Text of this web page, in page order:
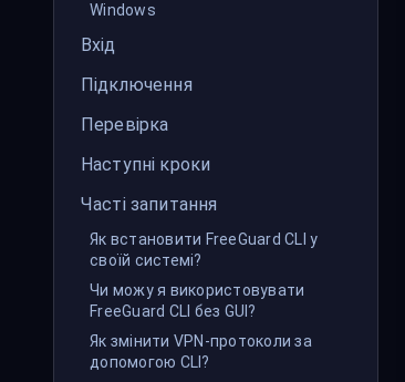
Windows
Вхід
Підключення
Перевірка
Наступні кроки
Часті запитання
Як встановити FreeGuard CLI у
своїй системі?
Чи можу я використовувати
FreeGuard CLI без GUI?
Як змінити VPN-протоколи за
допомогою CLI?